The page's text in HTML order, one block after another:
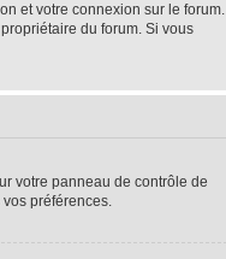
et votre connexion sur le forum.
du forum. Si vous
votre panneau de contrôle de
préférences.